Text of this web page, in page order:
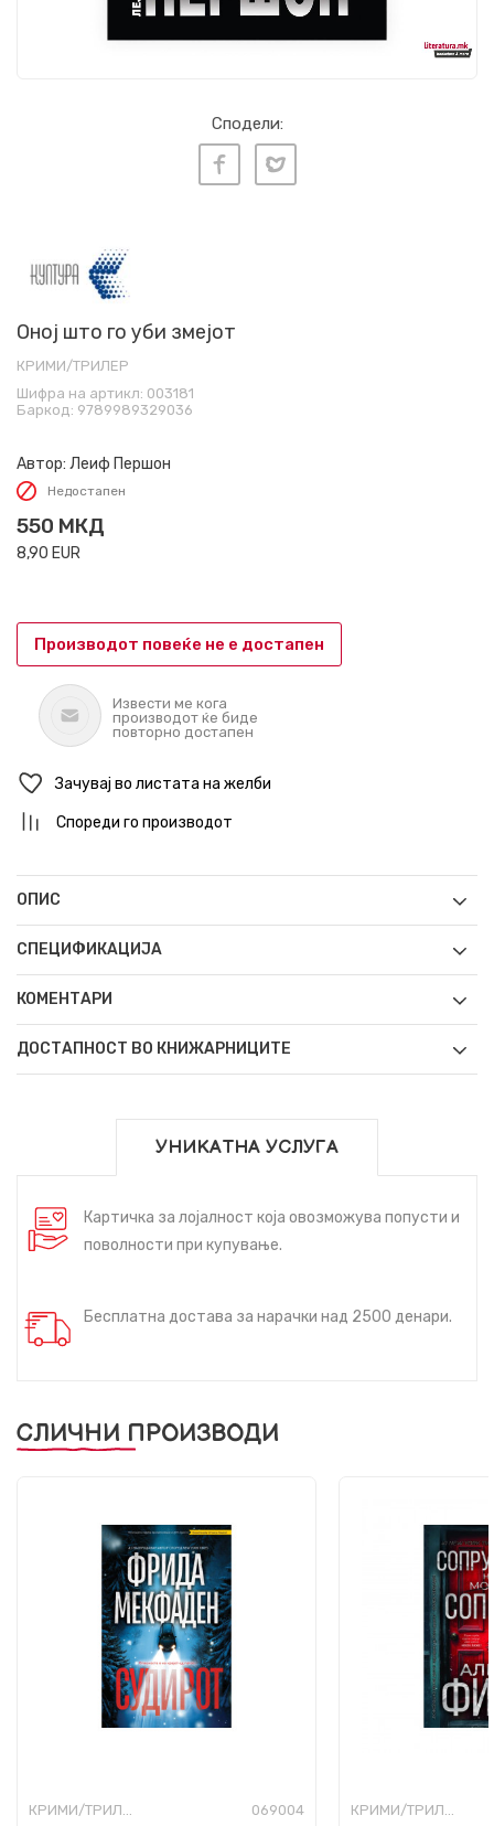
Сподели:
Оној што го уби змејот
КРИМИ/ТРИЛЕР
Шифра на артикл: 003181
Баркод: 9789989329036
Автор: Леиф Першон
Недостапен
550 МКД
8,90 EUR
Производот повеќе не е достапен
Извести ме кога
производот ќе биде
повторно достапен
Зачувај во листата на желби
Спореди го производот
ОПИС
СПЕЦИФИКАЦИЈА
КОМЕНТАРИ
ДОСТАПНОСТ ВО КНИЖАРНИЦИТЕ
УНИКАТНА УСЛУГА
Картичка за лојалност која овозможува попусти и
поволности при купување.
Бесплатна достава за нарачки над 2500 денари.
СЛИЧНИ ПРОИЗВОДИ
КРИМИ/ТРИЛЕР 069004 КРИМИ/ТРИЛЕР